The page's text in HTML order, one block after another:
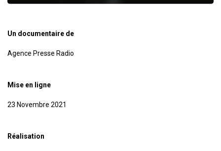
Un documentaire de
Agence Presse Radio
Mise en ligne
23 Novembre 2021
Réalisation